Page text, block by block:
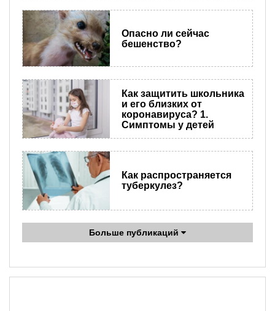
Опасно ли сейчас
бешенство?
Как защитить школьника
и его близких от
коронавируса? 1.
Симптомы у детей
Как распространяется
туберкулез?
Больше публикаций